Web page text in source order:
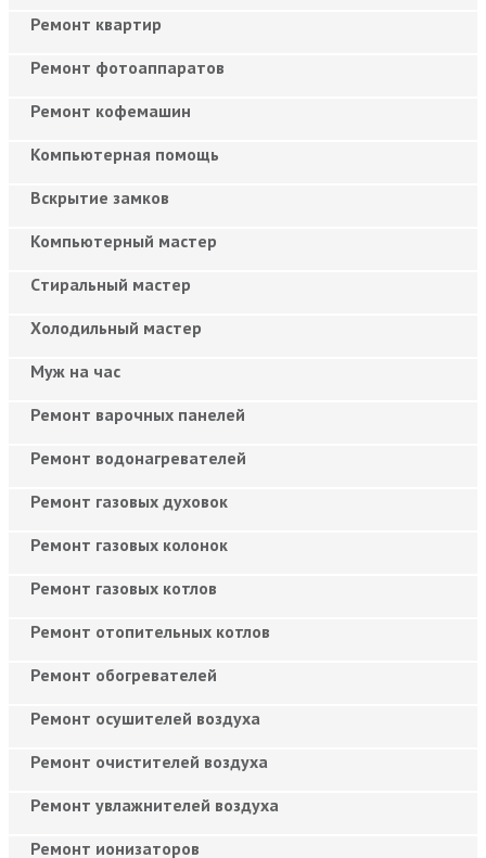
Ремонт квартир
Ремонт фотоаппаратов
Ремонт кофемашин
Компьютерная помощь
Вскрытие замков
Компьютерный мастер
Cтиральный мастер
Холодильный мастер
Муж на час
Ремонт варочных панелей
Ремонт водонагревателей
Ремонт газовых духовок
Ремонт газовых колонок
Ремонт газовых котлов
Ремонт отопительных котлов
Ремонт обогревателей
Ремонт осушителей воздуха
Ремонт очистителей воздуха
Ремонт увлажнителей воздуха
Ремонт ионизаторов